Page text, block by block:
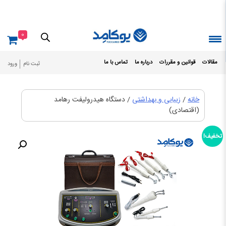
مقالات قوانین و مقررات درباره ما تماس با ما ثبت نام ورود
0
خانه/ زیبایی و بهداشتی / دستگاه هیدرولیفت رهامد
(اقتصادی)
تخفیف!